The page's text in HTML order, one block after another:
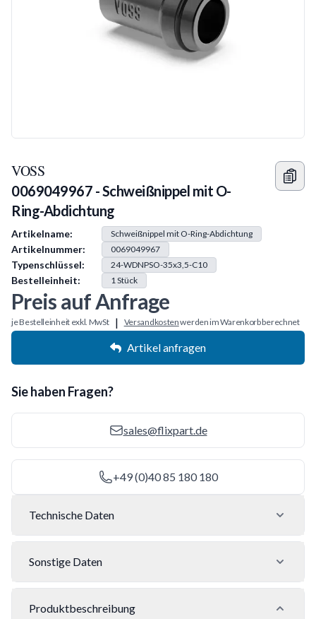
VOSS
0069049967 - Schweißnippel mit O-
Ring-Abdichtung
Produkt Information
Artikelname: Schweißnippel mit O-Ring-Abdichtung
Artikelnummer: 0069049967
Typenschlüssel: 24-WDNPSO-35x3,5-C10
Bestelleinheit: 1Stück
Preis auf Anfrage
je Bestelleinheit exkl. MwSt | Versandkostenwerden im Warenkorb berechnet
Artikel anfragen
Sie haben Fragen?
sales@flixpart.de
+49 (0)40 85 180 180
Technische Daten
Sonstige Daten
Produktbeschreibung